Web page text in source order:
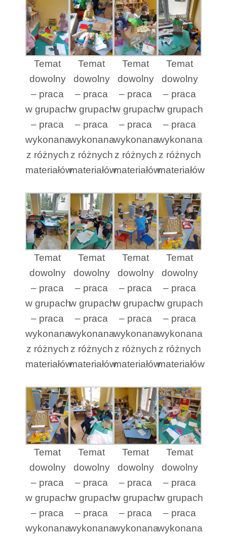
Temat
dowolny
– praca
w grupach
– praca
wykonana
z różnych
materiałów
Temat
dowolny
– praca
w grupach
– praca
wykonana
z różnych
materiałów
Temat
dowolny
– praca
w grupach
– praca
wykonana
z różnych
materiałów
Temat
dowolny
– praca
w grupach
– praca
wykonana
z różnych
materiałów
Temat
dowolny
– praca
w grupach
– praca
wykonana
z różnych
materiałów
Temat
dowolny
– praca
w grupach
– praca
wykonana
z różnych
materiałów
Temat
dowolny
– praca
w grupach
– praca
wykonana
z różnych
materiałów
Temat
dowolny
– praca
w grupach
– praca
wykonana
z różnych
materiałów
Temat
dowolny
– praca
w grupach
– praca
wykonana
Temat
dowolny
– praca
w grupach
– praca
wykonana
Temat
dowolny
– praca
w grupach
– praca
wykonana
Temat
dowolny
– praca
w grupach
– praca
wykonana